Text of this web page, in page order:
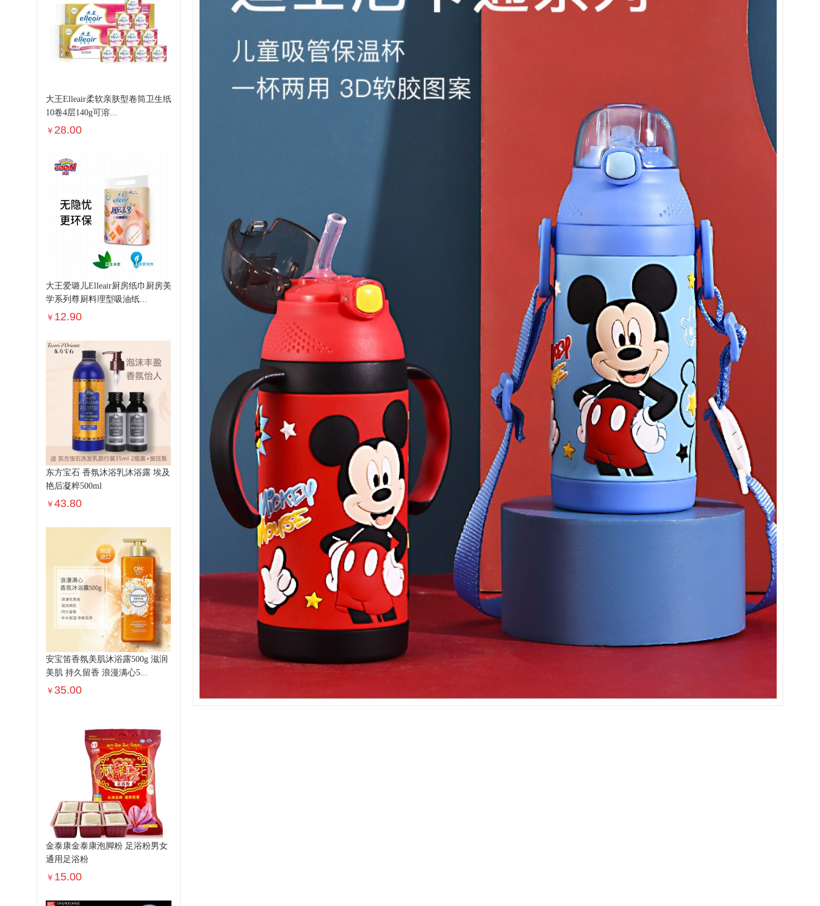
大王Elleair柔软亲肤型卷筒卫生纸
10卷4层140g可溶...
￥ 28.00
大王爱璐儿Elleair厨房纸巾厨房美
学系列尊厨料理型吸油纸...
￥ 12.90
东方宝石 香氛沐浴乳沐浴露 埃及
艳后凝粹500ml
￥43.80
安宝笛香氛美肌沐浴露500g 滋润
美肌 持久留香 浪漫满心5...
￥ 35.00
金泰康金泰康泡脚粉 足浴粉男女
通用足浴粉
￥ 15.00